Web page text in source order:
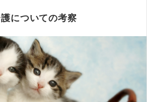
介護についての考察